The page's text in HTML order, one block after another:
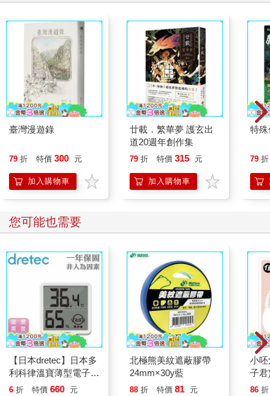
臺灣漫遊錄
79 折 特價 300 元
加入購物車
廿載．繁華夢 護玄出
道20週年創作集
79 折 特價 315 元
加入購物車
特
79 折
您可能也需要
【日本dretec】日本多
利科律溫寶薄型電子溫
濕度計-白色-可掛式
6 折 特價 660 元
北極熊美紋遮蔽膠帶
24mm×30y藍
88 折 特價 81 元
小
子君
86 折